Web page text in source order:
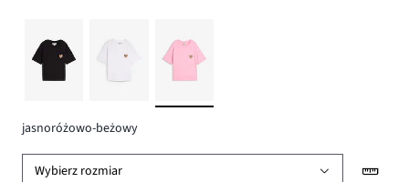
jasnoróżowo-beżowy
Wybierz rozmiar